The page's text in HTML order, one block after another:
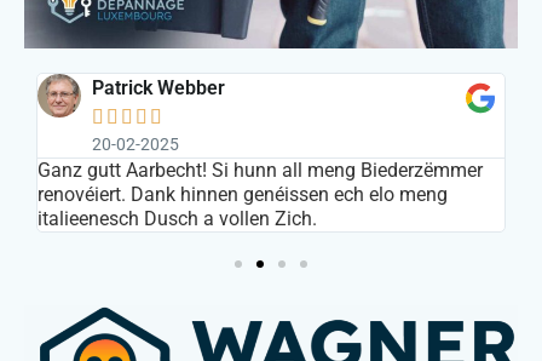
Patrick Webber
    
20-02-2025
Ganz gutt Aarbecht! Si hunn all meng Biederzëmmer
renovéiert. Dank hinnen genéissen ech elo meng
italieenesch Dusch a vollen Zich.